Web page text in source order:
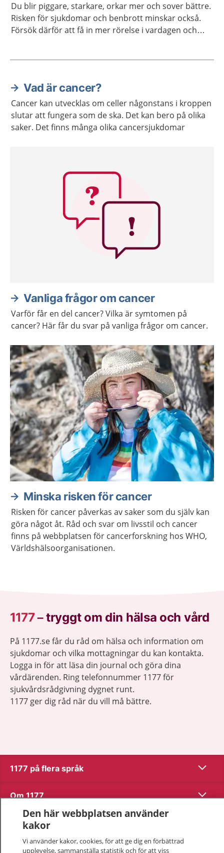
Du blir piggare, starkare, orkar mer och sover bättre.
Risken för sjukdomar och benbrott minskar också.
Försök därför att få in mer rörelse i vardagen och
Aktuella artiklar
Vad är cancer?
Cancer kan utvecklas om celler någonstans i kroppen
slutar att fungera som de ska. Det kan bero på olika
saker. Det finns många olika cancersjukdomar
Vanliga frågor om cancer
Varför får en del cancer? Vilka är symtomen på
cancer? Här får du svar på vanliga frågor om cancer.
Minska risken för cancer
Risken för cancer påverkas av saker som du själv kan
göra något åt. Råd och svar om livsstil och cancer
finns på webbplatsen för cancerforskning hos WHO,
Världshälsoorganisationen.
1177–tryggt om din hälsa och vård
På 1177.se får du råd om hälsa och information om
sjukdomar och vilka mottagningar du kan kontakta.
Logga in för att läsa din journal och göra dina
vårdärenden. Ring telefonnummer 1177 för
sjukvårdsrådgivning dygnet runt.
1177 ger dig råd när du vill må bättre.
1177 på flera språk Visa
Om 1177 Visa
Kontakt
Den här webbplatsen använder
kakor
Vi använder kakor, cookies, för att ge dig en förbättrad
upplevelse, sammanställa statistik och för att viss